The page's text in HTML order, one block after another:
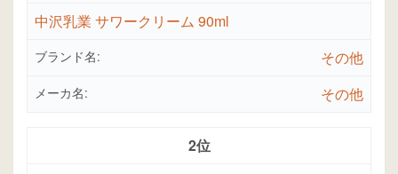
中沢乳業 サワークリーム 90ml
ブランド名: その他
メーカ名: その他
2位